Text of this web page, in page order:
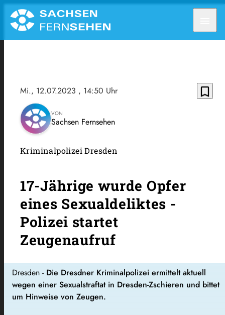
Mi., 12.07.2023 , 14:50 Uhr bookmark_border
VON
Sachsen Fernsehen
Kriminalpolizei Dresden
17-Jährige wurde Opfer
eines Sexualdeliktes -
Polizei startet
Zeugenaufruf
Dresden -Die Dresdner Kriminalpolizei ermittelt aktuell
wegen einer Sexualstraftat in Dresden-Zschieren und bittet
um Hinweise von Zeugen.